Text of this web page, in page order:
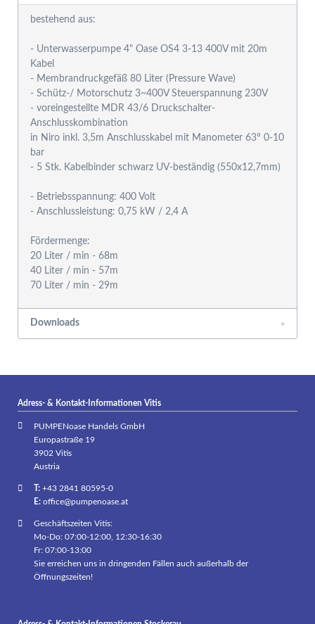
bestehend aus:
- Unterwasserpumpe 4" Oase OS4 3-13 400V mit 20m
Kabel
- Membrandruckgefäß 80 Liter (Pressure Wave)
- Schütz-/ Motorschutz 3~400V Steuerspannung 230V
- voreingestellte MDR 43/6 Druckschalter-
Anschlusskombination
in Niro inkl. 3,5m Anschlusskabel mit Manometer 63° 0-10
bar
- 5 Stk. Kabelbinder schwarz UV-beständig (550x12,7mm)
- Betriebsspannung: 400 Volt
- Anschlussleistung: 0,75 kW / 2,4 A
Fördermenge:
20 Liter / min - 68m
40 Liter / min - 57m
Downloads
Adress- & Kontakt-Informationen Vitis
PUMPENoase Handels GmbH
Europastraße 19
3902 Vitis
Austria
T:+43 2841 80595-0
E: office@pumpenoase.at
Geschäftszeiten Vitis:
Mo-Do: 07:00-12:00, 12:30-16:30
Fr: 07:00-13:00
Sie erreichen uns in dringenden Fällen auch außerhalb der
Öffnungszeiten!